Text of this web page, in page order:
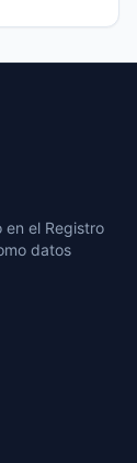
en el Registro
datos